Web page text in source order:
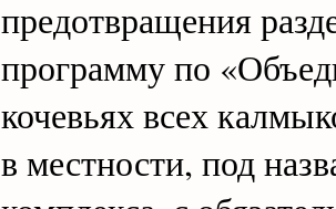
предотвращения
программу по
кочевьях всех
в местности, под